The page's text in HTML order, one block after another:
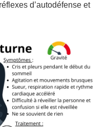
d’autodéfense et